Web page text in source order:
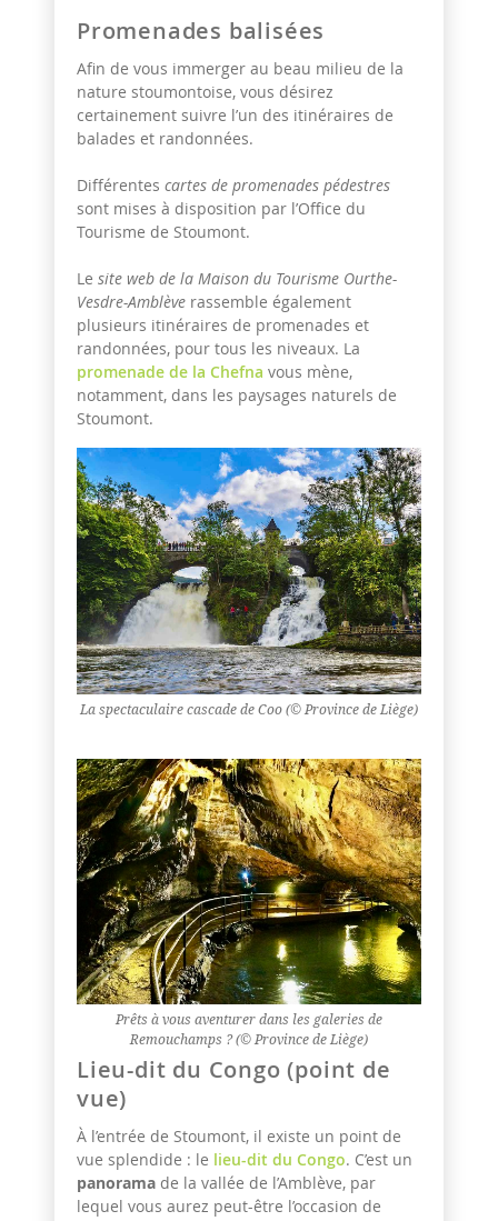
Promenades balisées
Afin de vous immerger au beau milieu de la
nature stoumontoise, vous désirez
certainement suivre l’un des itinéraires de
balades et randonnées.
Différentes cartes de promenades pédestres
sont mises à disposition par l’Office du
Tourisme de Stoumont.
Le site web de la Maison du Tourisme Ourthe-
Vesdre-Amblève rassemble également
plusieurs itinéraires de promenades et
randonnées, pour tous les niveaux. La
promenade de la Chefna vous mène,
notamment, dans les paysages naturels de
Stoumont.
La spectaculaire cascade de Coo (© Province de Liège)
Prêts à vous aventurer dans les galeries de
Remouchamps ? (© Province de Liège)
Lieu-dit du Congo (point de
vue)
À l’entrée de Stoumont, il existe un point de
vue splendide : le lieu-dit du Congo. C’est un
panorama de la vallée de l’Amblève, par
lequel vous aurez peut-être l’occasion de